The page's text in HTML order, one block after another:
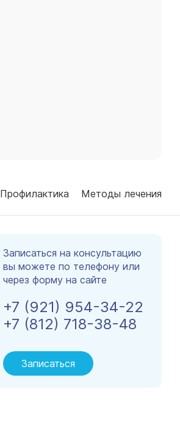
Профилактика Методы лечения
Записаться на консультацию
вы можете по телефону или
через форму на сайте
+7 (921) 954-34-22
+7 (812) 718-38-48
Записаться